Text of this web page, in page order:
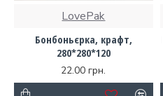
LovePak
Бонбоньєрка, крафт,
280*280*120
22.00 грн.